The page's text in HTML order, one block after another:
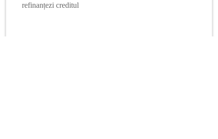
refinanțezi creditul